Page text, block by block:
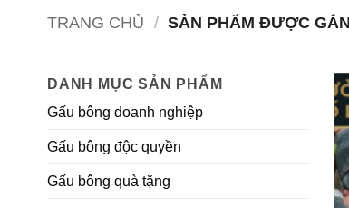
TRANG CHỦ / SẢN PHẨM ĐƯỢC
DANH MỤC SẢN PHẨM
Gấu bông doanh nghiệp
Gấu bông độc quyền
Gấu bông quà tặng